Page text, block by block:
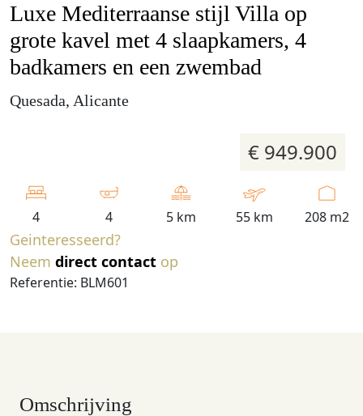
Luxe Mediterraanse stijl Villa op
grote kavel met 4 slaapkamers, 4
badkamers en een zwembad
Quesada, Alicante
€ 949.900
4 4 5 km 55 km 208 m2
Geinteresseerd?
Neem direct contact op
Referentie: BLM601
Omschrijving